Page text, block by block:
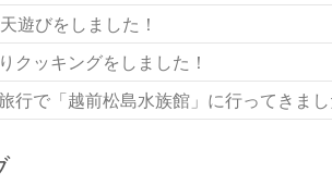
遊びをしました！
クッキングをしました！
行で「越前松島水族館」に行ってきま